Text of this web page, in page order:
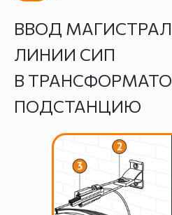
ВВОД
ЛИНИИ СИП
В
ПОДСТАНЦИЮ